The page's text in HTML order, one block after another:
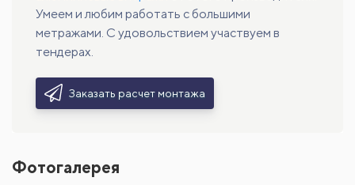
Умеем и любим работать с большими
метражами. С удовольствием участвуем в
тендерах.
Заказать расчет монтажа
Фотогалерея